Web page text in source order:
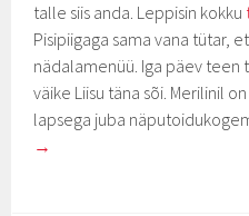
talle siis anda. Leppisin kokku
Pisipiigaga sama vana tütar,
nädalamenüü. Iga päev teen
väike Liisu täna sõi. Merilinil
lapsega juba
→